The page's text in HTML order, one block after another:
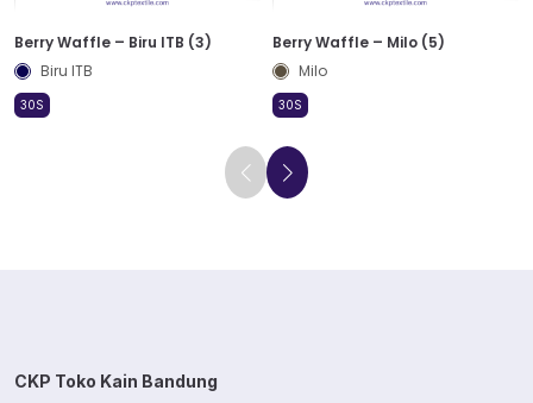
Berry Waffle – Biru ITB (3)
Biru ITB
30S
Berry Waffle – Milo (5)
Milo
30S
CKP Toko Kain Bandung